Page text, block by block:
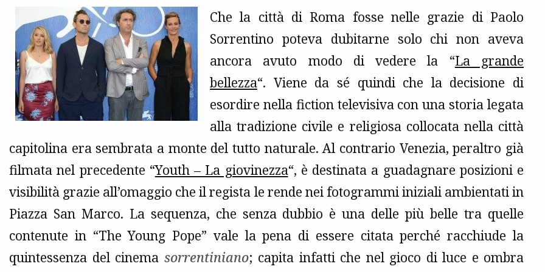
Che la città di Roma fosse nelle grazie di Paolo
Sorrentino poteva dubitarne solo chi non aveva
ancora avuto modo di vedere la “La grande
bellezza“. Viene da sé quindi che la decisione di
esordire nella fiction televisiva con una storia legata
alla tradizione civile e religiosa collocata nella città
capitolina era sembrata a monte del tutto naturale. Al contrario Venezia, peraltro già
filmata nel precedente “Youth – La giovinezza“, è destinata a guadagnare posizioni e
visibilità grazie all’omaggio che il regista le rende nei fotogrammi iniziali ambientati in
Piazza San Marco. La sequenza, che senza dubbio è una delle più belle tra quelle
contenute in “The Young Pope” vale la pena di essere citata perché racchiude la
quintessenza del cinema sorrentiniano; capita infatti che nel gioco di luce e ombra